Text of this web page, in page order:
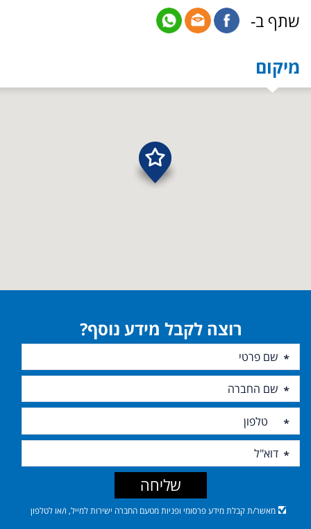
שתף ב-
מיקום
רוצה לקבל מידע נוסף?
מאשר/ת קבלת מידע פרסומי ופניות מטעם החברה ישירות למייל, ו/או לטלפון
שליחה